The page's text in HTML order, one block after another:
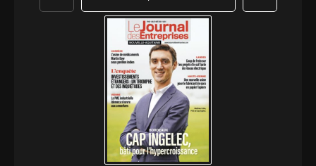
Précédent Suivant